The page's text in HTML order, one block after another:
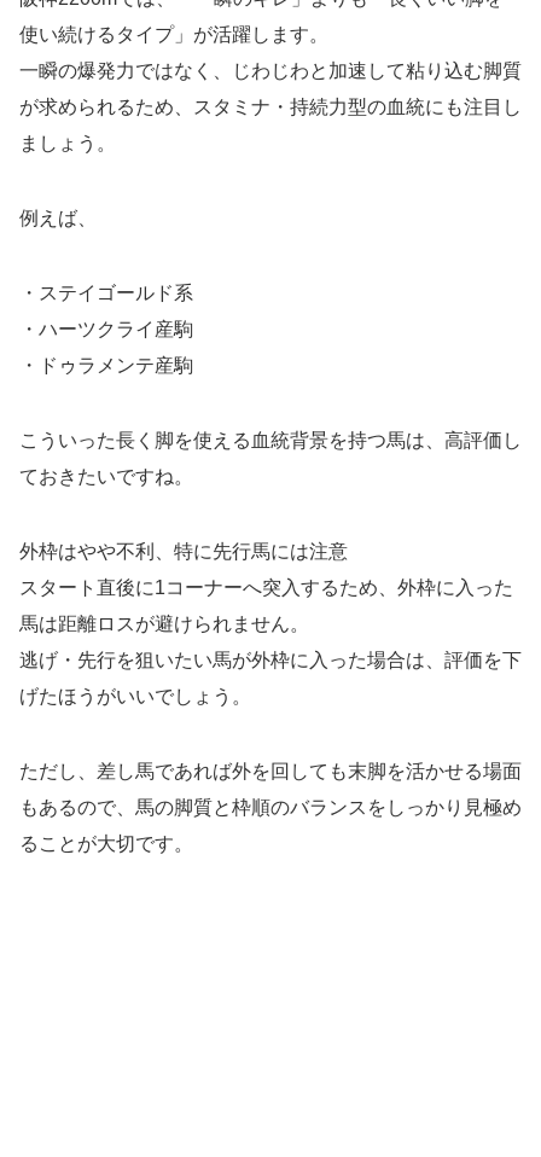
使い続けるタイプ」が活躍します。
一瞬の爆発力ではなく、じわじわと加速して粘り込む脚質
が求められるため、スタミナ・持続力型の血統にも注目し
ましょう。
例えば、
・ステイゴールド系
・ハーツクライ産駒
・ドゥラメンテ産駒
こういった長く脚を使える血統背景を持つ馬は、高評価し
ておきたいですね。
外枠はやや不利、特に先行馬には注意
スタート直後に1コーナーへ突入するため、外枠に入った
馬は距離ロスが避けられません。
逃げ・先行を狙いたい馬が外枠に入った場合は、評価を下
げたほうがいいでしょう。
ただし、差し馬であれば外を回しても末脚を活かせる場面
もあるので、馬の脚質と枠順のバランスをしっかり見極め
ることが大切です。